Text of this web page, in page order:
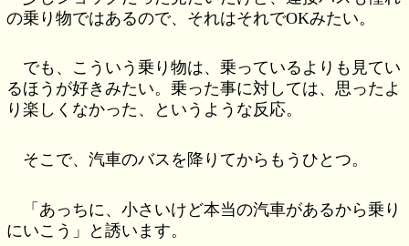
の乗り物ではあるので、それはそれでOKみたい。
でも、こういう乗り物は、乗っているよりも見てい
るほうが好きみたい。乗った事に対しては、思ったよ
り楽しくなかった、というような反応。
そこで、汽車のバスを降りてからもうひとつ。
「あっちに、小さいけど本当の汽車があるから乗り
にいこう」と誘います。